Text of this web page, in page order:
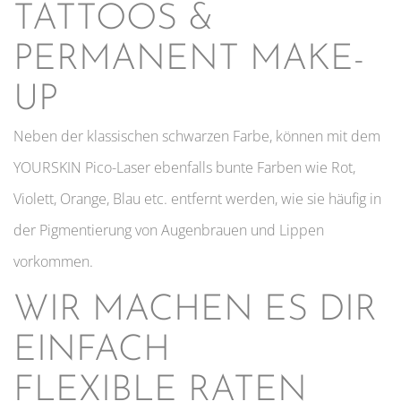
TATTOOS &
PERMANENT MAKE-
UP
Neben der klassischen schwarzen Farbe, können mit dem
YOURSKIN Pico-Laser ebenfalls bunte Farben wie Rot,
Violett, Orange, Blau etc. entfernt werden, wie sie häufig in
der Pigmentierung von Augenbrauen und Lippen
vorkommen.
WIR MACHEN ES DIR
EINFACH
FLEXIBLE RATEN